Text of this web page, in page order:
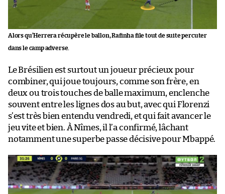
Alors qu’Herrera récupère le ballon, Rafinha file tout de suite percuter
dans le camp adverse.
Le Brésilien est surtout un joueur précieux pour
combiner, qui joue toujours, comme son frère, en
deux ou trois touches de balle maximum, enclenche
souvent entre les lignes dos au but, avec qui Florenzi
s’est très bien entendu vendredi, et qui fait avancer le
jeu vite et bien. À Nîmes, il l’a confirmé, lâchant
notamment une superbe passe décisive pour Mbappé.